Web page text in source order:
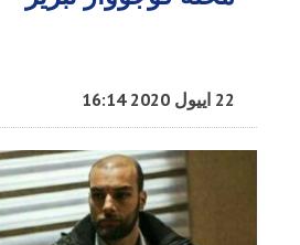
22 اییول 2020 16:14